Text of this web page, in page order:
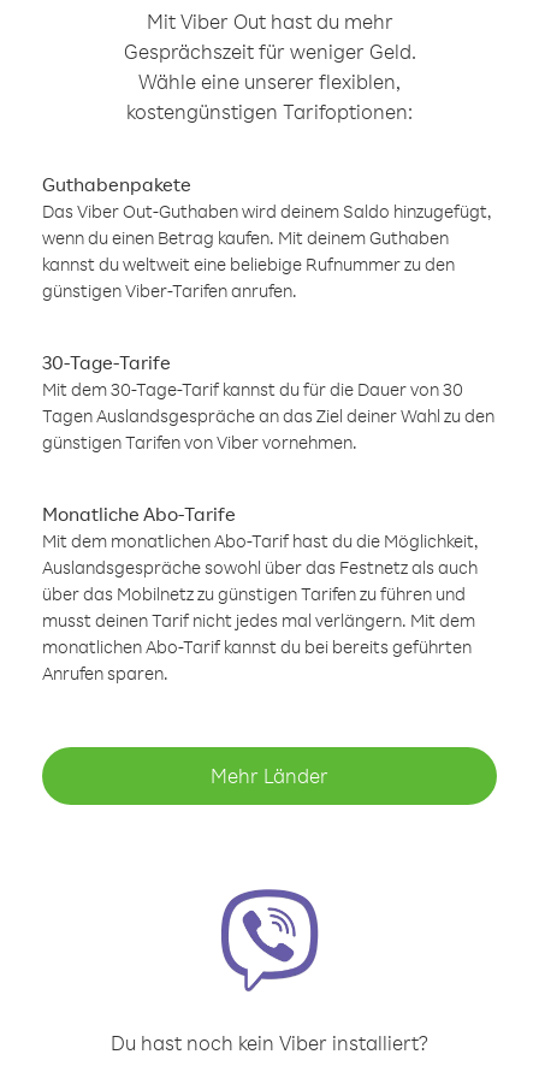
Mit Viber Out hast du mehr
Gesprächszeit für weniger Geld.
Wähle eine unserer flexiblen,
kostengünstigen Tarifoptionen:
Guthabenpakete
Das Viber Out-Guthaben wird deinem Saldo hinzugefügt,
wenn du einen Betrag kaufen. Mit deinem Guthaben
kannst du weltweit eine beliebige Rufnummer zu den
günstigen Viber-Tarifen anrufen.
30-Tage-Tarife
Mit dem 30-Tage-Tarif kannst du für die Dauer von 30
Tagen Auslandsgespräche an das Ziel deiner Wahl zu den
günstigen Tarifen von Viber vornehmen.
Monatliche Abo-Tarife
Mit dem monatlichen Abo-Tarif hast du die Möglichkeit,
Auslandsgespräche sowohl über das Festnetz als auch
über das Mobilnetz zu günstigen Tarifen zu führen und
musst deinen Tarif nicht jedes mal verlängern. Mit dem
monatlichen Abo-Tarif kannst du bei bereits geführten
Anrufen sparen.
Mehr Länder
Du hast noch kein Viber installiert?